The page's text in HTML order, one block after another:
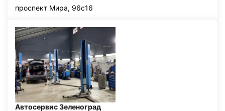
проспект Мира, 96с16
Автосервис Зеленоград